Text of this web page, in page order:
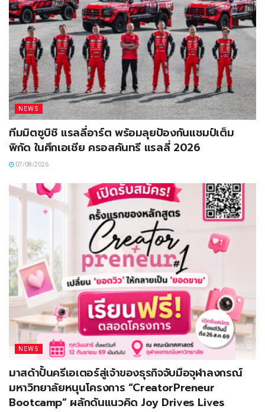
NEWS
ทีมมิตซูบิชิ แรลลี่อาร์ต พร้อมลุยป้องกันแชมป์เต็ม
พิกัด ในศึกเอเชีย ครอสคันทรี แรลลี่ 2026
07/08/2026
NEWS
มาสด้าปั้นครีเอเตอร์สู่เจ้าของธุรกิจจับมือจุฬาลงกรณ์
มหาวิทยาลัยหนุนโครงการ “CreatorPreneur
Bootcamp” ผลักดันแนวคิด Joy Drives Lives